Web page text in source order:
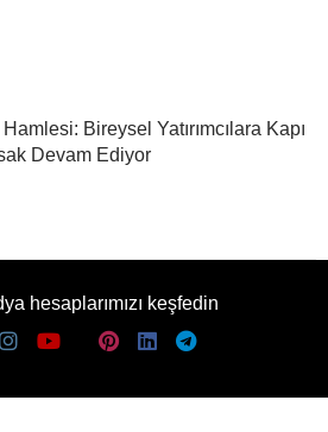
Bireysel Yatırımcılara Kapı
Devam Ediyor
hesaplarımızı keşfedin